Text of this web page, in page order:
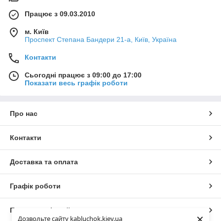
Дозвольте сайту kabluchok.kiev.ua
Працює з 09.03.2010
м. Київ
Проспект Степана Бандери 21-а, Київ, Україна
Контакти
Сьогодні працює з 09:00 до 17:00
Показати весь графік роботи
Про нас
Контакти
Доставка та оплата
Графік роботи
Повна версія сайту